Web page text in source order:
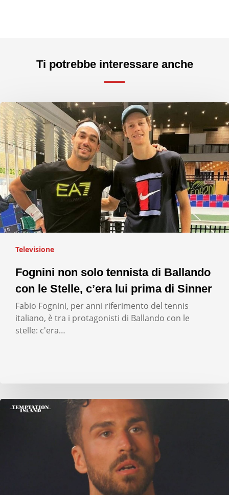
Ti potrebbe interessare anche
Televisione
Fognini non solo tennista di Ballando
con le Stelle, c’era lui prima di Sinner
Fabio Fognini, per anni riferimento del tennis
italiano, è tra i protagonisti di Ballando con le
stelle: c'era…